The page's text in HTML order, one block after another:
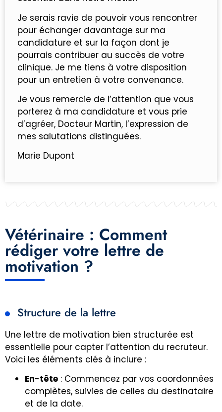
Je serais ravie de pouvoir vous rencontrer
pour échanger davantage sur ma
candidature et sur la façon dont je
pourrais contribuer au succès de votre
clinique. Je me tiens à votre disposition
pour un entretien à votre convenance.
Je vous remercie de l’attention que vous
porterez à ma candidature et vous prie
d’agréer, Docteur Martin, l’expression de
mes salutations distinguées.
Marie Dupont
Vétérinaire : Comment
rédiger votre lettre de
motivation ?
Structure de la lettre
Une lettre de motivation bien structurée est
essentielle pour capter l’attention du recruteur.
Voici les éléments clés à inclure :
En-tête : Commencez par vos coordonnées
complètes, suivies de celles du destinataire
et de la date.